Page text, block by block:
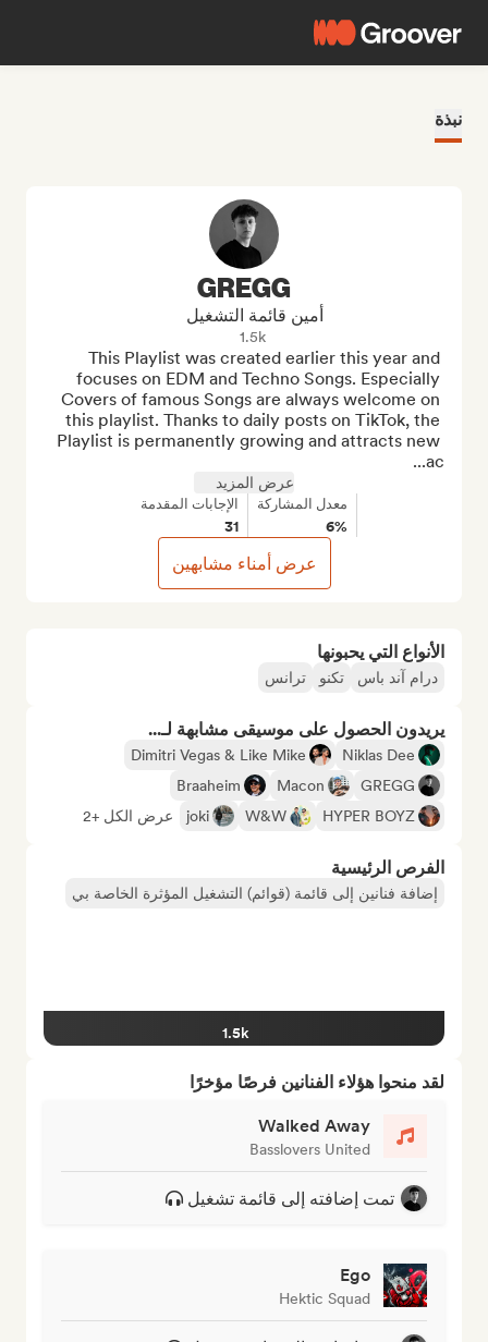
نبذة
الأنواع التي يحبونها
درام آند باس تكنو ترانس
يريدون الحصول على موسيقى مشابهة لـ...
Niklas Dee
Dimitri Vegas & Like Mike
GREGG
Macon
Braaheim
HYPER BOYZ
W&W
joki عرض الكل +2
الفرص الرئيسية
إضافة فنانين إلى قائمة (قوائم) التشغيل المؤثرة الخاصة بي
1.5k
لقد منحوا هؤلاء الفنانين فرصًا مؤخرًا
Walked Away
Basslovers United
تمت إضافته إلى قائمة تشغيل
Ego
Hektic Squad
GREGG
أمين قائمة التشغيل
1.5k
This Playlist was created earlier this year and
focuses on EDM and Techno Songs. Especially
Covers of famous Songs are always welcome on
this playlist. Thanks to daily posts on TikTok, the
Playlist is permanently growing and attracts new
ac...
عرض المزيد
معدل المشاركة
6%
الإجابات المقدمة
31
عرض أمناء مشابهين